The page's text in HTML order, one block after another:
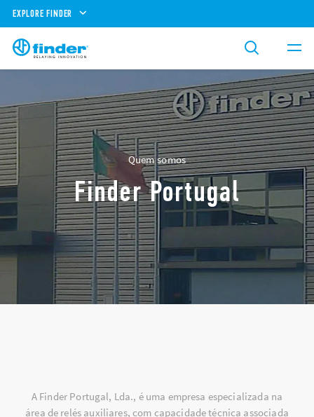
EXPLORE FINDER
Quem somos
Finder Portugal
A Finder Portugal, Lda., é uma empresa especializada na
área de relés auxiliares, com capacidade técnica associada